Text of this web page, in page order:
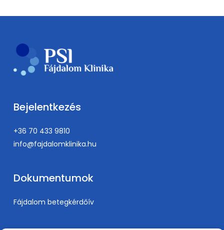
Bejelentkezés
+36 70 433 9810
info@fajdalomklinika.hu
Dokumentumok
Fájdalom betegkérdőív